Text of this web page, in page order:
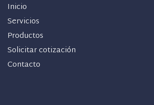
Inicio
Servicios
Productos
Solicitar cotización
Contacto